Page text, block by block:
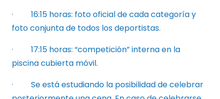
· 16:15 horas: foto oficial de cada categoría y
foto conjunta de todos los deportistas.
· 17:15 horas: “competición” interna en la
piscina cubierta móvil.
· Se está estudiando la posibilidad de celebrar